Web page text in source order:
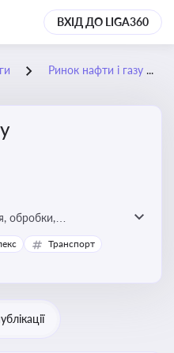
ВХІД ДО LIGA360
Ринок нафти і газу
обробки,
нафти й природного
безпеки,
Транспорт